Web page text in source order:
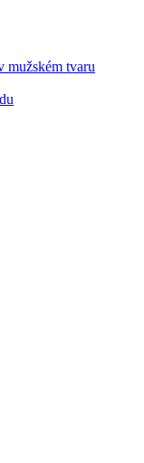
mužském tvaru